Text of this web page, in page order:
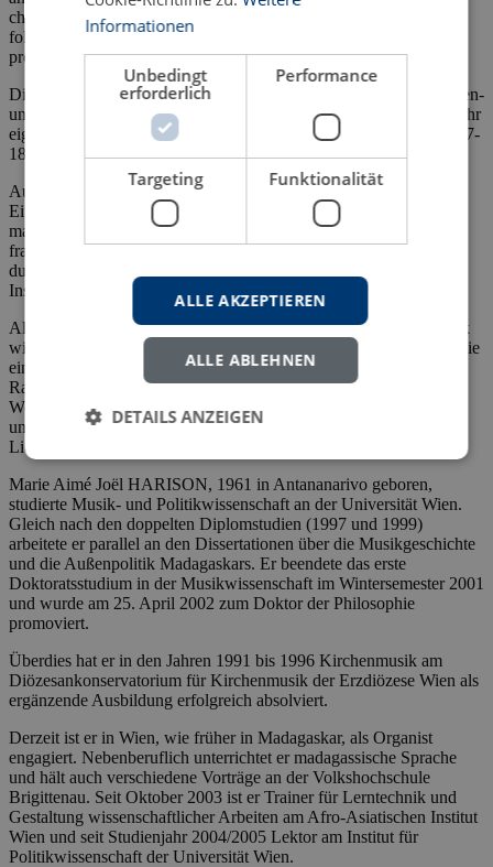
christlichen Palastkapelle 1880 dort auch eine Orgel errichtet. Ihr
folgten weitere Instrumente in anderen katholischen und
protestantischen Kirchen.
Die Einführung des Theaters in Madagaskar erfolgte durch Krippen-
und Passionsspiele der Missionare. Die Franzosen brachten dann ihr
eigenes Theater (mit Feydeau, Labiche u.a.) mit und erbauten 1897-
1899 ein eigenes Theatergebäude.
Auch auf dem Gebiet des weltlichen Musizierens ist ein stetiges
Eindringen des Europäischen festzustellen. So wurde die
madagassische Musizier- und Tanzform des Hira Gasy durch das
französische Variété, seit den Siebzigerjahren des 20. Jahrhunderts
durch die internationale Kommerzmusik (mit elektronischen
Instrumenten) überformt.
Als charakteristisches Beispiel für den Einfluß europäischer Musik
wird in der Arbeit die madagassische Nationalhymne dargestellt, die
einer eingehenden Analyse unterzogen wird. Ihr Autor Norbert
Raharisoa gewann mit ihr 1959 einen dafür ausgeschriebenen
Wettbewerb. Dem madagassischen Text wird eine Melodie
unterlegt, die zu einem großen Teil aus Elementen europäischen
Liedgutes übernommen ist.
Marie Aimé Joël HARISON, 1961 in Antananarivo geboren,
studierte Musik- und Politikwissenschaft an der Universität Wien.
Gleich nach den doppelten Diplomstudien (1997 und 1999)
arbeitete er parallel an den Dissertationen über die Musikgeschichte
und die Außenpolitik Madagaskars. Er beendete das erste
Doktoratsstudium in der Musikwissenschaft im Wintersemester 2001
und wurde am 25. April 2002 zum Doktor der Philosophie
promoviert.
Überdies hat er in den Jahren 1991 bis 1996 Kirchenmusik am
Diözesankonservatorium für Kirchenmusik der Erzdiözese Wien als
ergänzende Ausbildung erfolgreich absolviert.
Derzeit ist er in Wien, wie früher in Madagaskar, als Organist
engagiert. Nebenberuflich unterrichtet er madagassische Sprache
und hält auch verschiedene Vorträge an der Volkshochschule
Brigittenau. Seit Oktober 2003 ist er Trainer für Lerntechnik und
Gestaltung wissenschaftlicher Arbeiten am Afro-Asiatischen Institut
Wien und seit Studienjahr 2004/2005 Lektor am Institut für
Politikwissenschaft der Universität Wien.
Informationen
Unbedingt
erforderlich
Performance
Targeting Funktionalität
ALLE AKZEPTIEREN
ALLE ABLEHNEN
DETAILS ANZEIGEN